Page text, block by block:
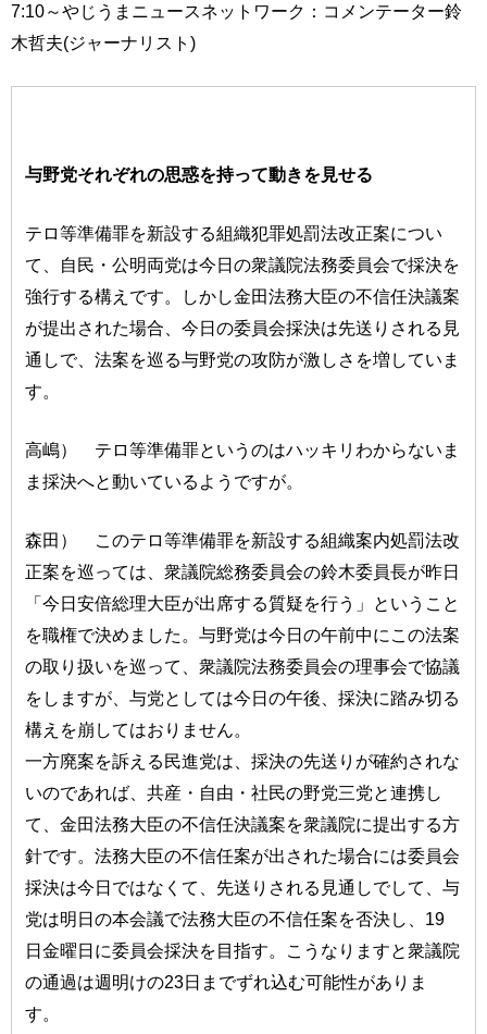
7:10～やじうまニュースネットワーク：コメンテーター鈴
木哲夫(ジャーナリスト)
与野党それぞれの思惑を持って動きを見せる
テロ等準備罪を新設する組織犯罪処罰法改正案につい
て、自民・公明両党は今日の衆議院法務委員会で採決を
強行する構えです。しかし金田法務大臣の不信任決議案
が提出された場合、今日の委員会採決は先送りされる見
通しで、法案を巡る与野党の攻防が激しさを増していま
す。
高嶋） テロ等準備罪というのはハッキリわからないま
ま採決へと動いているようですが。
森田） このテロ等準備罪を新設する組織案内処罰法改
正案を巡っては、衆議院総務委員会の鈴木委員長が昨日
「今日安倍総理大臣が出席する質疑を行う」ということ
を職権で決めました。与野党は今日の午前中にこの法案
の取り扱いを巡って、衆議院法務委員会の理事会で協議
をしますが、与党としては今日の午後、採決に踏み切る
構えを崩してはおりません。
一方廃案を訴える民進党は、採決の先送りが確約されな
いのであれば、共産・自由・社民の野党三党と連携し
て、金田法務大臣の不信任決議案を衆議院に提出する方
針です。法務大臣の不信任案が出された場合には委員会
採決は今日ではなくて、先送りされる見通しでして、与
党は明日の本会議で法務大臣の不信任案を否決し、19
日金曜日に委員会採決を目指す。こうなりますと衆議院
の通過は週明けの23日までずれ込む可能性がありま
す。